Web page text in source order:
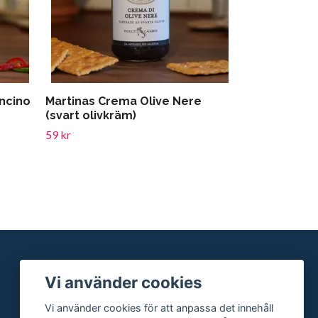
Martinas Crema Olive Nere
(svart olivkräm)
59 kr
Vi använder cookies
Vi använder cookies för att anpassa det innehåll